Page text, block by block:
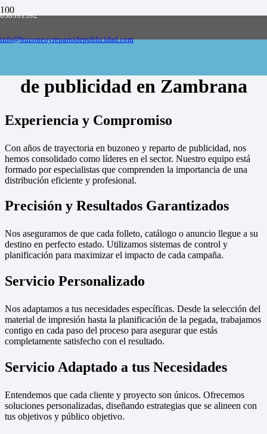
658591592
info@buzoneoyrepartodepublicidad.com
Empresa de buzoneo y reparto de publicidad
de publicidad en Zambrana
Experiencia y Compromiso
Con años de trayectoria en buzoneo y reparto de publicidad, nos
hemos consolidado como líderes en el sector. Nuestro equipo está
formado por especialistas que comprenden la importancia de una
distribución eficiente y profesional.
Precisión y Resultados Garantizados
Nos aseguramos de que cada folleto, catálogo o anuncio llegue a su
destino en perfecto estado. Utilizamos sistemas de control y
planificación para maximizar el impacto de cada campaña.
Servicio Personalizado
Nos adaptamos a tus necesidades específicas. Desde la selección del
material de impresión hasta la planificación de la pegada, trabajamos
contigo en cada paso del proceso para asegurar que estás
completamente satisfecho con el resultado.
Servicio Adaptado a tus Necesidades
Entendemos que cada cliente y proyecto son únicos. Ofrecemos
soluciones personalizadas, diseñando estrategias que se alineen con
tus objetivos y público objetivo.